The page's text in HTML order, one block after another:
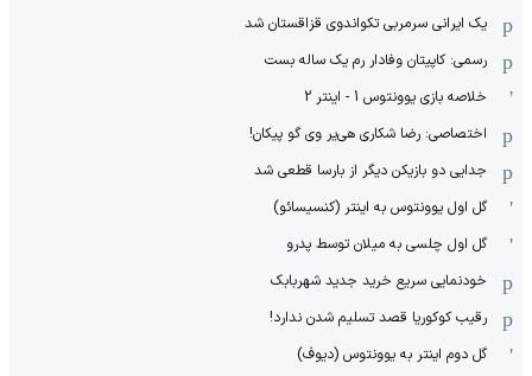
یک ایرانی سرمربی تکواندوی قزاقستان شد
رسمی: کاپیتان وفادار رم یک ساله بست
خلاصه بازی یوونتوس 1 - اینتر 2
اختصاصی: رضا شکاری هی‌یر وی‌ گو پیکان!
جدایی دو بازیکن دیگر از بارسا قطعی شد
گل اول یوونتوس به اینتر (کنسیسائو)
گل اول چلسی به میلان توسط پدرو
خودنمایی سریع خرید جدید شهربابک
رقیب کوکوریا قصد تسلیم شدن ندارد!
گل دوم اینتر به یوونتوس (دیوف)